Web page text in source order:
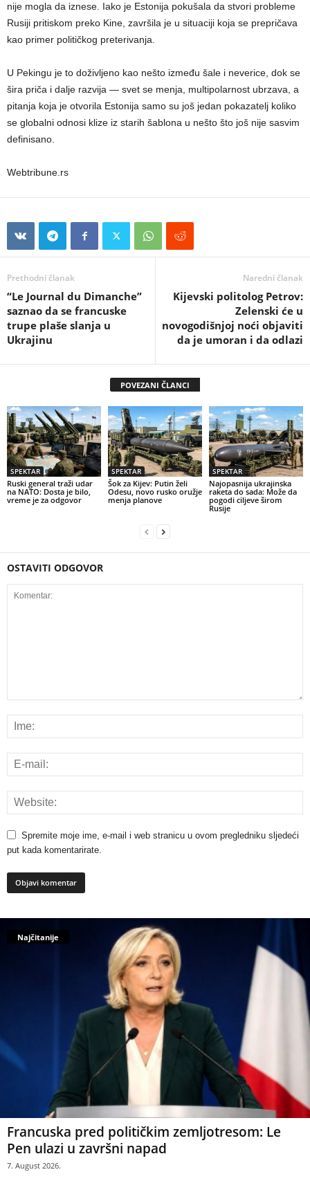
nije mogla da iznese. Iako je Estonija pokušala da stvori probleme
Rusiji pritiskom preko Kine, završila je u situaciji koja se prepričava
kao primer političkog preterivanja.
U Pekingu je to doživljeno kao nešto između šale i neverice, dok se
šira priča i dalje razvija — svet se menja, multipolarnost ubrzava, a
pitanja koja je otvorila Estonija samo su još jedan pokazatelj koliko
se globalni odnosi klize iz starih šablona u nešto što još nije sasvim
definisano.
Webtribune.rs
Prethodni članak
“Le Journal du Dimanche”
saznao da se francuske
trupe plaše slanja u
Ukrajinu
Naredni članak
Kijevski politolog Petrov:
Zelenski će u
novogodišnjoj noći objaviti
da je umoran i da odlazi
POVEZANI ČLANCI
SPEKTAR
Ruski general traži udar
na NATO: Dosta je bilo,
vreme je za odgovor
SPEKTAR
Šok za Kijev: Putin želi
Odesu, novo rusko oružje
menja planove
SPEKTAR
Najopasnija ukrajinska
raketa do sada: Može da
pogodi ciljeve širom
Rusije
OSTAVITI ODGOVOR
Spremite moje ime, e-mail i web stranicu u ovom pregledniku sljedeći
put kada komentarirate.
Najčitanije
Francuska pred političkim zemljotresom: Le
Pen ulazi u završni napad
7. August 2026.